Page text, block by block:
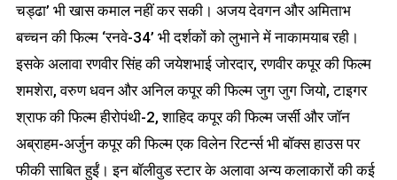
चड्ढा’ भी खास कमाल नहीं कर सकी। अजय देवगन और अमिताभ
बच्चन की फिल्म ‘रनवे-34’ भी दर्शकों को लुभाने में नाकामयाब रही।
इसके अलावा रणवीर सिंह की जयेशभाई जोरदार, रणवीर कपूर की फिल्म
शमशेरा, वरुण धवन और अनिल कपूर की फिल्म जुग जुग जियो, टाइगर
श्राफ की फिल्म हीरोपंथी-2, शाहिद कपूर की फिल्म जर्सी और जॉन
अब्राहम-अर्जुन कपूर की फिल्म एक विलेन रिटर्न्स भी बॉक्स हाउस पर
फीकी साबित हुईं। इन बॉलीवुड स्टार के अलावा अन्य कलाकारों की कई